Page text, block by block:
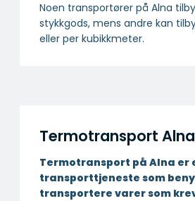
Noen transportører på Alna
stykkgods, mens andre kan
eller per kubikkmeter.
Termotransport Alna
Termotransport på Alna er
transport­tjeneste som
transportere varer som